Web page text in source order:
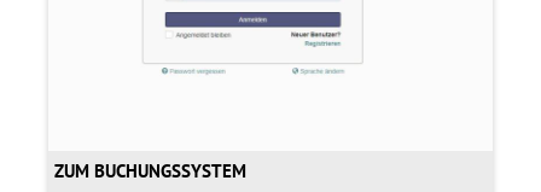
ZUM BUCHUNGSSYSTEM